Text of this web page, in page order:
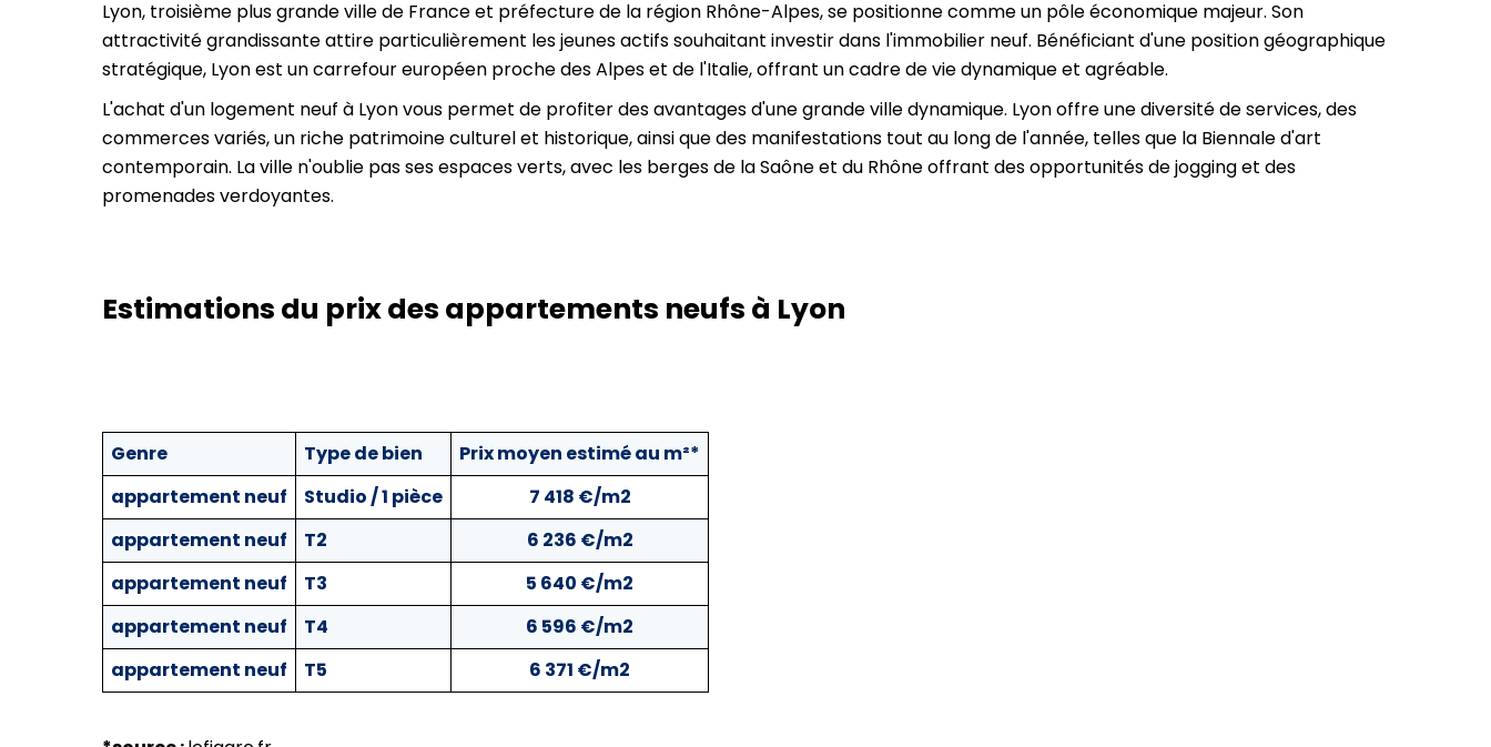
Lyon, troisième plus grande ville de France et préfecture de la région Rhône-Alpes, se positionne comme un pôle économique majeur. Son
attractivité grandissante attire particulièrement les jeunes actifs souhaitant investir dans l'immobilier neuf. Bénéficiant d'une position géographique
stratégique, Lyon est un carrefour européen proche des Alpes et de l'Italie, offrant un cadre de vie dynamique et agréable.
L'achat d'un logement neuf à Lyon vous permet de profiter des avantages d'une grande ville dynamique. Lyon offre une diversité de services, des
commerces variés, un riche patrimoine culturel et historique, ainsi que des manifestations tout au long de l'année, telles que la Biennale d'art
contemporain. La ville n'oublie pas ses espaces verts, avec les berges de la Saône et du Rhône offrant des opportunités de jogging et des
promenades verdoyantes.
Estimations du prix des appartements neufs à Lyon
Genre Type de bien
Prix moyen estimé au m²*
appartement neuf
Studio / 1 pièce
7 418 €/m2
appartement neuf
T2
6 236 €/m2
appartement neuf
T3
5 640 €/m2
appartement neuf
T4
6 596 €/m2
appartement neuf
T5 6 371 €/m2